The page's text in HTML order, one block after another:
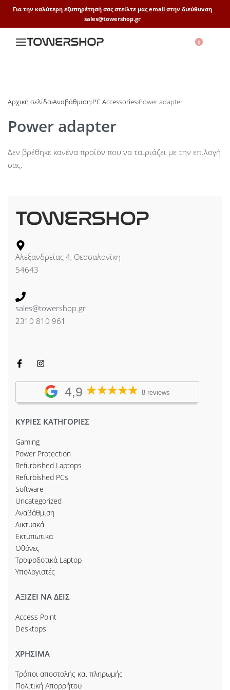
Για την καλύτερη εξυπηρέτησή σας στείλτε μας email στην διεύθυνση
sales@towershop.gr
0
Αρχική σελίδα›Αναβάθμιση›PC Accessories›Power adapter
Power adapter
Δεν βρέθηκε κανένα προϊόν που να ταιριάζει με την επιλογή
σας.
Αλεξανδρείας 4, Θεσσαλονίκη
54643
sales@towershop.gr
2310 810 961
4,9 8 reviews
ΚΥΡΙΕΣ ΚΑΤΗΓΟΡΙΕΣ
Gaming
Power Protection
Refurbished Laptops
Refurbished PCs
Software
Uncategorized
Αναβάθμιση
Δικτυακά
Εκτυπωτικά
Οθόνες
Τροφοδοτικά Laptop
Υπολογιστές
ΑΞΙΖΕΙ ΝΑ ΔΕΙΣ
Access Point
Desktops
ΧΡΗΣΙΜΑ
Τρόποι αποστολής και πληρωμής
Πολιτική Απορρήτου